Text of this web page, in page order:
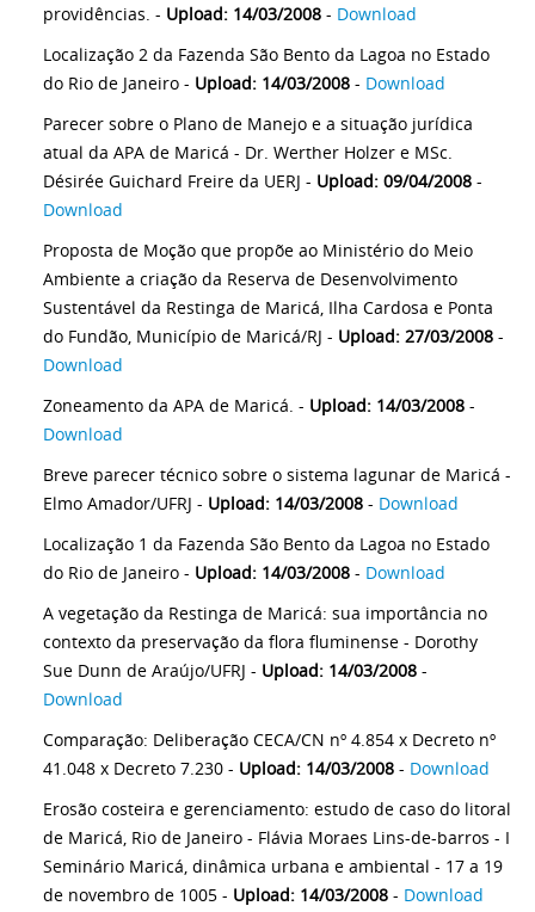
providências. - Upload: 14/03/2008 - Download
Localização 2 da Fazenda São Bento da Lagoa no Estado
do Rio de Janeiro - Upload: 14/03/2008 - Download
Parecer sobre o Plano de Manejo e a situação jurídica
atual da APA de Maricá - Dr. Werther Holzer e MSc.
Désirée Guichard Freire da UERJ - Upload: 09/04/2008 -
Download
Proposta de Moção que propõe ao Ministério do Meio
Ambiente a criação da Reserva de Desenvolvimento
Sustentável da Restinga de Maricá, Ilha Cardosa e Ponta
do Fundão, Município de Maricá/RJ - Upload: 27/03/2008 -
Download
Zoneamento da APA de Maricá. - Upload: 14/03/2008 -
Download
Breve parecer técnico sobre o sistema lagunar de Maricá -
Elmo Amador/UFRJ - Upload: 14/03/2008 - Download
Localização 1 da Fazenda São Bento da Lagoa no Estado
do Rio de Janeiro - Upload: 14/03/2008 - Download
A vegetação da Restinga de Maricá: sua importância no
contexto da preservação da flora fluminense - Dorothy
Sue Dunn de Araújo/UFRJ - Upload: 14/03/2008 -
Download
Comparação: Deliberação CECA/CN nº 4.854 x Decreto nº
41.048 x Decreto 7.230 - Upload: 14/03/2008 - Download
Erosão costeira e gerenciamento: estudo de caso do litoral
de Maricá, Rio de Janeiro - Flávia Moraes Lins-de-barros - I
Seminário Maricá, dinâmica urbana e ambiental - 17 a 19
de novembro de 1005 - Upload: 14/03/2008 - Download